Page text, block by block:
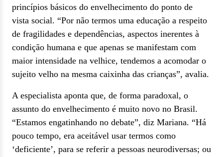
princípios básicos do envelhecimento do ponto de
vista social. “Por não termos uma educação a respeito
de fragilidades e dependências, aspectos inerentes à
condição humana e que apenas se manifestam com
maior intensidade na velhice, tendemos a acomodar o
sujeito velho na mesma caixinha das crianças”, avalia.
A especialista aponta que, de forma paradoxal, o
assunto do envelhecimento é muito novo no Brasil.
“Estamos engatinhando no debate”, diz Mariana. “Há
pouco tempo, era aceitável usar termos como
‘deficiente’, para se referir a pessoas neurodiversas; ou